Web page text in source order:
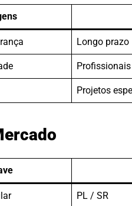
Longo prazo
Projetos
PL / SR